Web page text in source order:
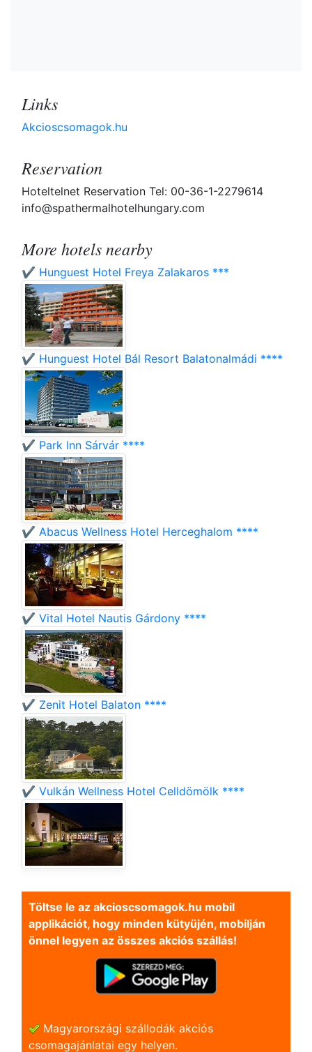
Links
Akcioscsomagok.hu
Reservation
Hoteltelnet Reservation Tel: 00-36-1-2279614
info@spathermalhotelhungary.com
More hotels nearby
✔️ Hunguest Hotel Freya Zalakaros ***
✔️ Hunguest Hotel Bál Resort Balatonalmádi ****
✔️ Park Inn Sárvár ****
✔️ Abacus Wellness Hotel Herceghalom ****
✔️ Vital Hotel Nautis Gárdony ****
✔️ Zenit Hotel Balaton ****
✔️ Vulkán Wellness Hotel Celldömölk ****
Töltse le az akcioscsomagok.hu mobil
applikációt, hogy minden kütyüjén, mobilján
önnel legyen az összes akciós szállás!
Magyarországi szállodák akciós
csomagajánlatai egy helyen.